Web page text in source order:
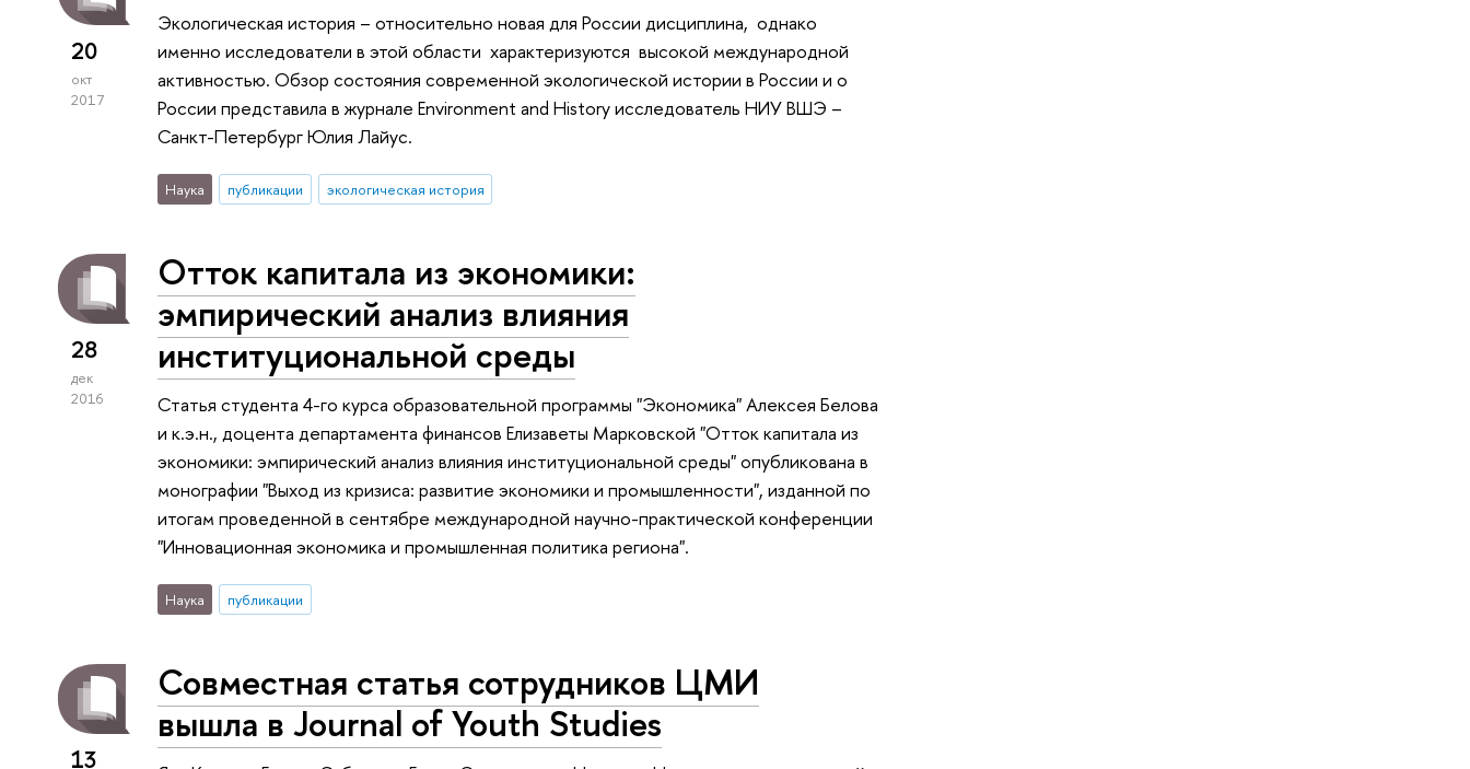
20
окт
2017
Экологическая история – относительно новая для России дисциплина, однако
именно исследователи в этой области характеризуются высокой международной
активностью. Обзор состояния современной экологической истории в России и о
России представила в журнале Environment and History исследователь НИУ ВШЭ –
Санкт-Петербург Юлия Лайус.
Наука публикации экологическая история
28
дек
2016
Отток капитала из экономики:
эмпирический анализ влияния
институциональной среды
Статья студента 4-го курса образовательной программы "Экономика" Алексея Белова
и к.э.н., доцента департамента финансов Елизаветы Марковской "Отток капитала из
экономики: эмпирический анализ влияния институциональной среды" опубликована в
монографии "Выход из кризиса: развитие экономики и промышленности", изданной по
итогам проведенной в сентябре международной научно-практической конференции
"Инновационная экономика и промышленная политика региона".
Наука публикации
13
Совместная статья сотрудников ЦМИ
вышла в Journal of Youth Studies